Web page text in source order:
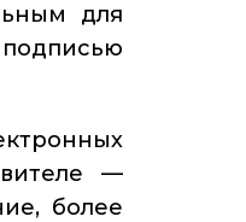
для
—
более